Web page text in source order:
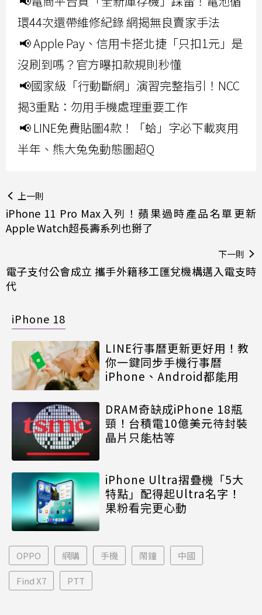
環44次還帶維修紀錄 網揭無良賣家手法
📢 Apple Pay、信用卡搭北捷「只扣1元」是
沒刷到嗎？官方曝扣款規則秒懂
📢國家級「行動斷網」演習完整指引！NCC
揭3重點：勿用手機處理重要工作
📢 LINE免費貼圖4款！「蛤」字必下載爽用
半年、熊大兔兔動態圖超Q
上一則
iPhone 11 Pro Max入列！蘋果過時產品名單更新
Apple Watch超長壽系列也掰了
下一則
電子支付公會成立 攜手外籍移工匯兌機構邁入電支時
代
iPhone 18
LINE行事曆更新更好用！教
你一鍵同步手機行事曆
iPhone、Android都能用
DRAM奇缺成iPhone 18瓶
頸！台積電10億美元待封裝
晶片只能枯等
iPhone Ultra摺疊機「5大
特點」配得起Ultra名字！
果粉看完更心動
OPPO 網購 手機 鬧鐘 中國
Find X7 PTT